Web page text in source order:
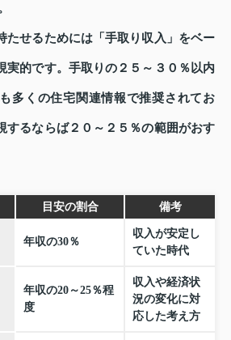
たせるためには「手取り収入」をベー
実的です。手取りの２５～３０％以内
多くの住宅関連情報で推奨されてお
するならば２０～２５％の範囲がおす
目安の割合 備考
年収の30％
収入が安定し
ていた時代
年収の20～25％程
度
収入や経済状
況の変化に対
応した考え方